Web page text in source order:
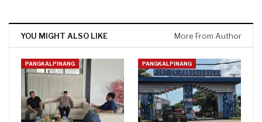
YOU MIGHT ALSO LIKE More From Author
PANGKALPINANG PANGKALPINANG